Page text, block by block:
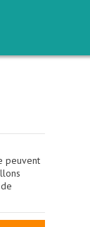
peuvent